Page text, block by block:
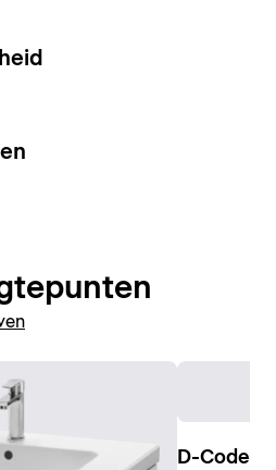
D-Code